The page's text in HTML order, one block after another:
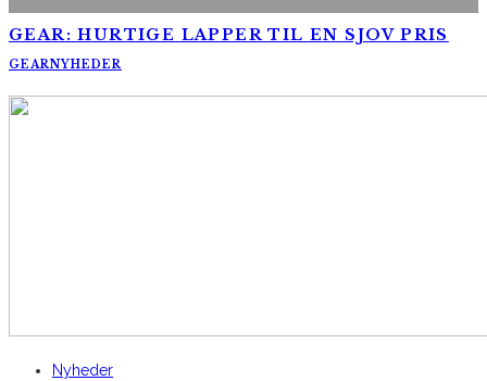
GEAR: HURTIGE LAPPER TIL EN SJOV PRIS
GEARNYHEDER
Nyheder